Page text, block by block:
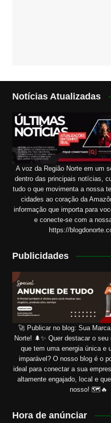
Notícias Atualizadas
A voz da Região Norte em um
dentro das principais notícias,
tudo o que movimenta a nossa
cidades ao coração da
informação que importa para
e conecte-se com a
https://
Publicidades
🚀 Publicar no blog: Sua
Norte! 🌲✨ Quer destacar o seu
que tem uma energia única e
imparável? O nosso blog é o
ideal para conectar a sua
altamente engajado, local e
nosso! 🗺️🔥
Hora de anúnciar